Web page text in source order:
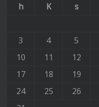
h
K s
3
4 5
10
11 12
17
18 19
24
25 26